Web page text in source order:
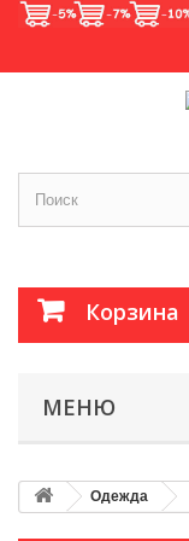
Корзина
МЕНЮ
Одежда